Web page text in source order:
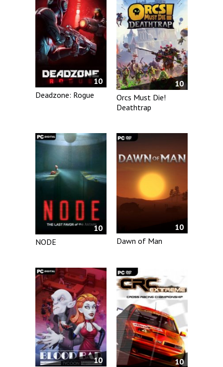
10
Deadzone: Rogue
10
Orcs Must Die!
Deathtrap
10
NODE
10
Dawn of Man
10
10